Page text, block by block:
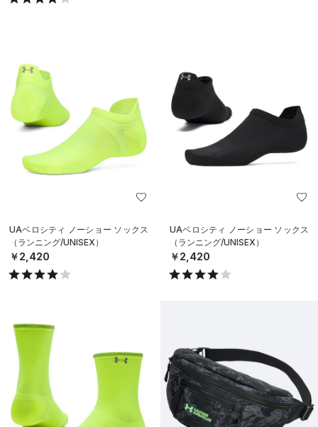
UAベロシティ ノーショー ソックス
（ランニング/UNISEX）
￥2,420
UAベロシティ ノーショー ソックス
（ランニング/UNISEX）
￥2,420